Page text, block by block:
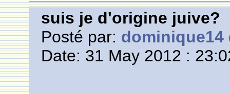
suis je d'origine juive?
Posté par: dominique14
Date: 31 May 2012 :